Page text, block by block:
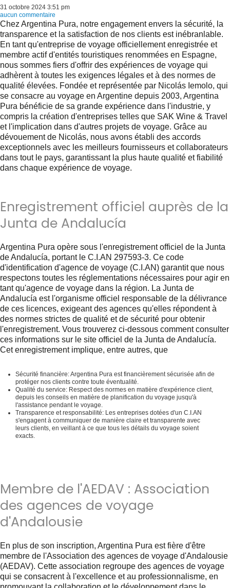
31 octobre 2024 3:51 pm
aucun commentaire
Chez Argentina Pura, notre engagement envers la sécurité, la
transparence et la satisfaction de nos clients est inébranlable.
En tant qu'entreprise de voyage officiellement enregistrée et
membre actif d'entités touristiques renommées en Espagne,
nous sommes fiers d'offrir des expériences de voyage qui
adhèrent à toutes les exigences légales et à des normes de
qualité élevées. Fondée et représentée par Nicolás Iemolo, qui
se consacre au voyage en Argentine depuis 2003, Argentina
Pura bénéficie de sa grande expérience dans l'industrie, y
compris la création d'entreprises telles que SAK Wine & Travel
et l'implication dans d'autres projets de voyage. Grâce au
dévouement de Nicolás, nous avons établi des accords
exceptionnels avec les meilleurs fournisseurs et collaborateurs
dans tout le pays, garantissant la plus haute qualité et fiabilité
dans chaque expérience de voyage.
Enregistrement officiel auprès de la
Junta de Andalucía
Argentina Pura opère sous l'enregistrement officiel de la Junta
de Andalucía, portant le C.I.AN 297593-3. Ce code
d'identification d'agence de voyage (C.I.AN) garantit que nous
respectons toutes les réglementations nécessaires pour agir en
tant qu'agence de voyage dans la région. La Junta de
Andalucía est l'organisme officiel responsable de la délivrance
de ces licences, exigeant des agences qu'elles répondent à
des normes strictes de qualité et de sécurité pour obtenir
l'enregistrement. Vous trouverez ci-dessous comment consulter
ces informations sur le site officiel de la Junta de Andalucía.
Cet enregistrement implique, entre autres, que
Sécurité financière: Argentina Pura est financièrement sécurisée afin de
protéger nos clients contre toute éventualité.
Qualité du service: Respect des normes en matière d'expérience client,
depuis les conseils en matière de planification du voyage jusqu'à
l'assistance pendant le voyage.
Transparence et responsabilité: Les entreprises dotées d'un C.I.AN
s'engagent à communiquer de manière claire et transparente avec
leurs clients, en veillant à ce que tous les détails du voyage soient
exacts.
Membre de l'AEDAV : Association
des agences de voyage
d'Andalousie
En plus de son inscription, Argentina Pura est fière d'être
membre de l'Association des agences de voyage d'Andalousie
(AEDAV). Cette association regroupe des agences de voyage
qui se consacrent à l'excellence et au professionnalisme, en